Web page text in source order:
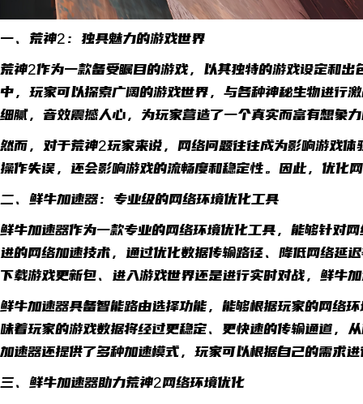
一、荒神2：独具魅力的游戏世界
荒神2作为一款备受瞩目的游戏，以其独特的游戏设定和
中，玩家可以探索广阔的游戏世界，与各种神秘生物进行
细腻，音效震撼人心，为玩家营造了一个真实而富有想象
然而，对于荒神2玩家来说，网络问题往往成为影响游戏
操作失误，还会影响游戏的流畅度和稳定性。因此，优化
二、鲜牛加速器：专业级的网络环境优化工具
鲜牛加速器作为一款专业的网络环境优化工具，能够针对
进的网络加速技术，通过优化数据传输路径、降低网络延
下载游戏更新包、进入游戏世界还是进行实时对战，鲜牛
鲜牛加速器具备智能路由选择功能，能够根据玩家的网络
味着玩家的游戏数据将经过更稳定、更快速的传输通道，
加速器还提供了多种加速模式，玩家可以根据自己的需求
三、鲜牛加速器助力荒神2网络环境优化